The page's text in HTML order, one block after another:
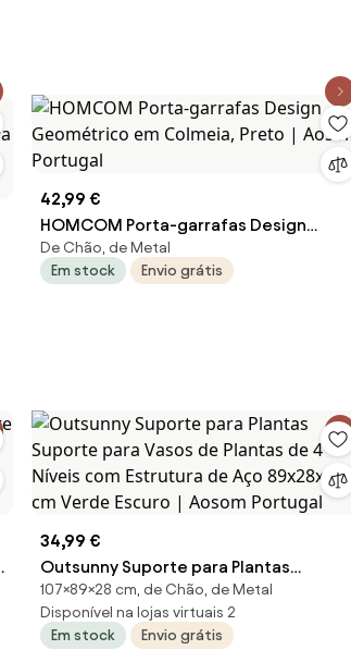
42,99 €
HOMCOM Porta-garrafas Design
Geométrico em Colmeia, Preto |
Aosom Portugal
De Chão, de Metal
Em stock
Envio grátis
34,99 €
Outsunny Suporte para Plantas
Suporte para Vasos de Plantas de 4
Níveis com Estrutura de Aço 89x28x107
cm Verde Escuro | Aosom Portugal
107×89×28 cm, de Chão, de Metal
Disponível na lojas virtuais 2
Em stock
Envio grátis